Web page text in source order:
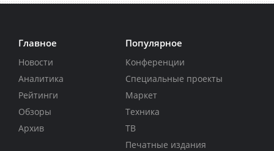
Главное
Новости
Аналитика
Рейтинги
Обзоры
Архив
Популярное
Конференции
Специальные проекты
Маркет
Техника
ТВ
Печатные издания